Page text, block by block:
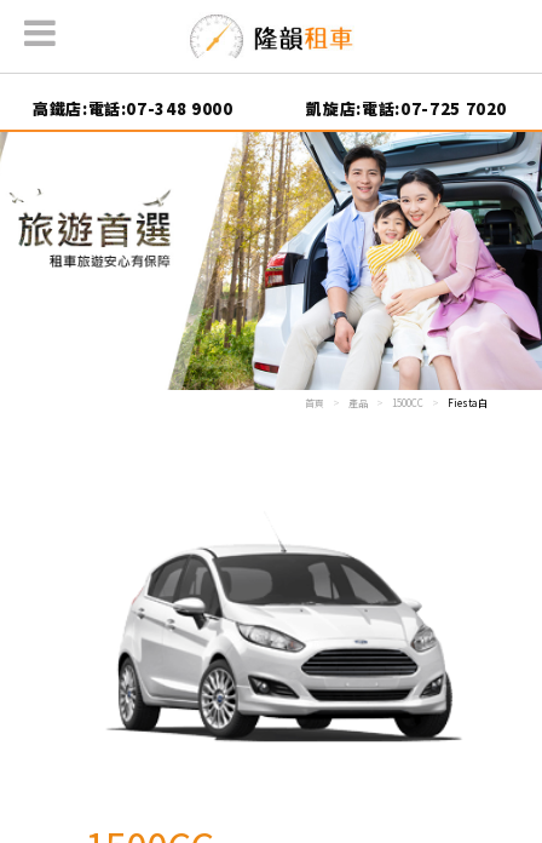
高鐵店:電話:07-348 9000 凱旋店:電話:07-725 7020
首頁 產品 1500CC Fiesta白